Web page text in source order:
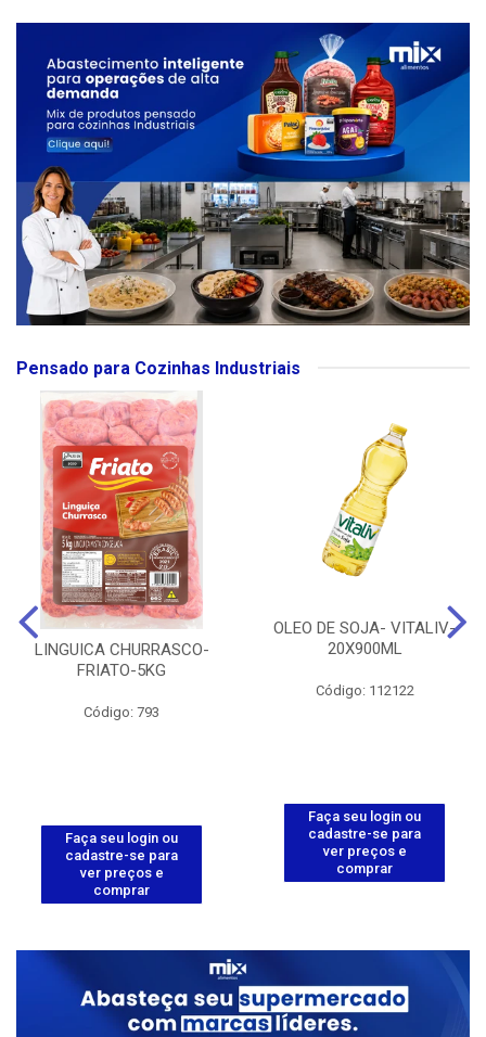
Pensado para Cozinhas Industriais
LINGUICA CHURRASCO-
FRIATO-5KG
Código: 793
Faça seu login ou
cadastre-se para
ver preços e
comprar
OLEO DE SOJA- VITALIV-
20X900ML
Código: 112122
Faça seu login ou
cadastre-se para
ver preços e
comprar